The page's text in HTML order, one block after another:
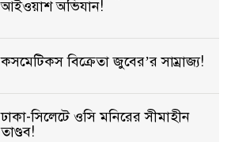
আইওয়াশ অভিযান!
কসমেটিকস বিক্রেতা জুবের’র সাম্রাজ্য!
ঢাকা-সিলেটে ওসি মনিরের সীমাহীন
তাণ্ডব!